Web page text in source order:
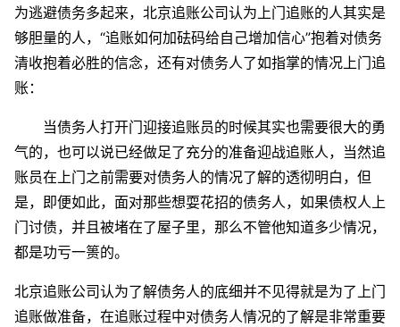
为逃避债务多起来，北京追账公司认为上门追账的人其实是
够胆量的人，“追账如何加砝码给自己增加信心”抱着对债务
清收抱着必胜的信念，还有对债务人了如指掌的情况上门追
账：
当债务人打开门迎接追账员的时候其实也需要很大的勇
气的，也可以说已经做足了充分的准备迎战追账人，当然追
账员在上门之前需要对债务人的情况了解的透彻明白，但
是，即便如此，面对那些想耍花招的债务人，如果债权人上
门讨债，并且被堵在了屋子里，那么不管他知道多少情况，
都是功亏一篑的。
北京追账公司认为了解债务人的底细并不见得就是为了上门
追账做准备，在追账过程中对债务人情况的了解是非常重要